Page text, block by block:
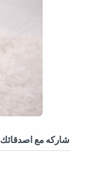
شاركه مع اصدقائك